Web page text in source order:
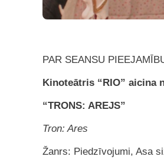
PAR SEANSU
Kinoteātris “RIO” aicina
“TRONS: AREJS”
Tron: Ares
Žanrs: Piedzīvojumi, Asa